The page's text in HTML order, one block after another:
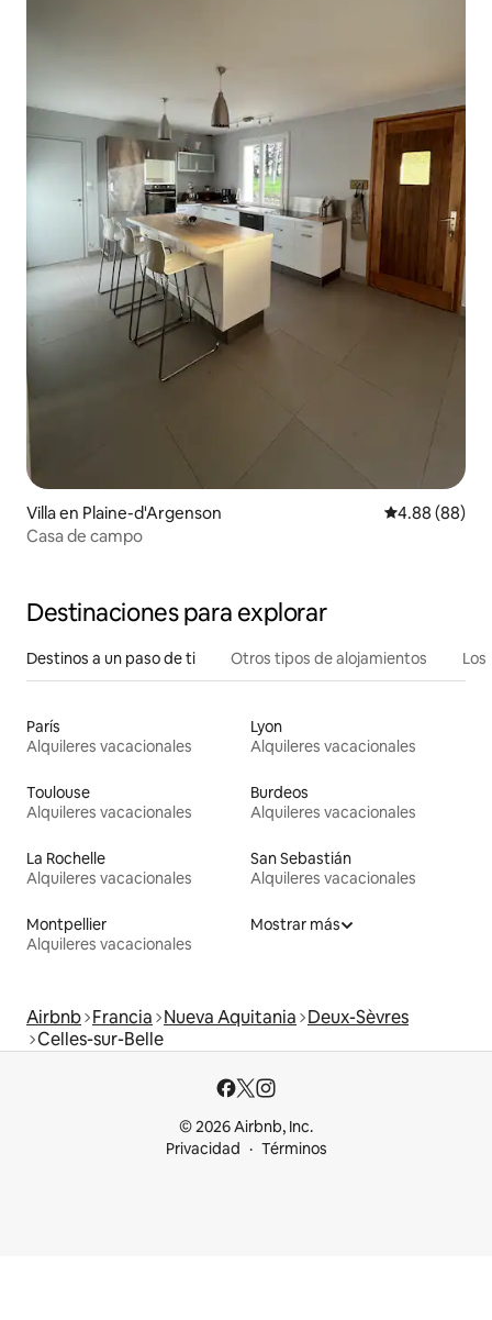
Villa en Plaine-d'Argenson Calificación
4.88 (88)
Casa de campo
Destinaciones para explorar
Destinos a un paso de ti Otros tipos de alojamientos
París
Alquileres vacacionales
Lyon
Alquileres vacacionales
Toulouse
Alquileres vacacionales
Burdeos
Alquileres vacacionales
La Rochelle
Alquileres vacacionales
San Sebastián
Alquileres vacacionales
Montpellier
Alquileres vacacionales
Mostrar más
Airbnb Francia Nueva Aquitania Deux-Sèvres
Celles-sur-Belle
© 2026 Airbnb, Inc.
Privacidad
Términos